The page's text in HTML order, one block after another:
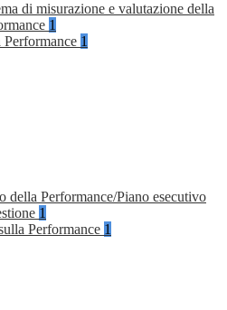
di misurazione e valutazione della
1
Performance 1
della Performance/Piano esecutivo
1
Performance 1